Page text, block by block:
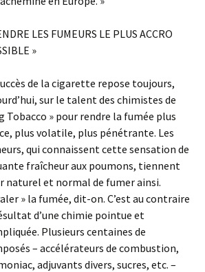
LES FUMEURS LE PLUS ACCRO
»
de la cigarette repose toujours,
sur le talent des chimistes de
Tobacco » pour rendre la fumée plus
plus volatile, plus pénétrante. Les
qui connaissent cette sensation de
fraîcheur aux poumons, tiennent
naturel et normal de fumer ainsi.
» la fumée, dit-on. C’est au contraire
d’une chimie pointue et
Plusieurs centaines de
– accélérateurs de combustion,
adjuvants divers, sucres, etc. –